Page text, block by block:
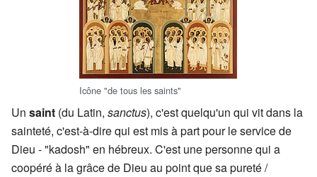
Icône "de tous les saints"
Un saint (du Latin, sanctus), c'est quelqu'un qui vit dans la
sainteté, c'est-à-dire qui est mis à part pour le service de
Dieu - "kadosh" en hébreux. C'est une personne qui a
coopéré à la grâce de Dieu au point que sa pureté /